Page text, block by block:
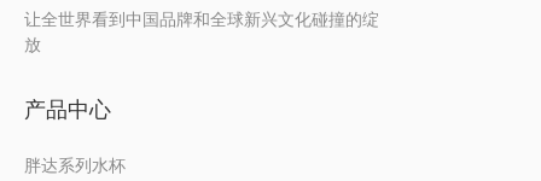
让全世界看到中国品牌和全球新兴文化碰撞的绽
放
产品中心
胖达系列水杯